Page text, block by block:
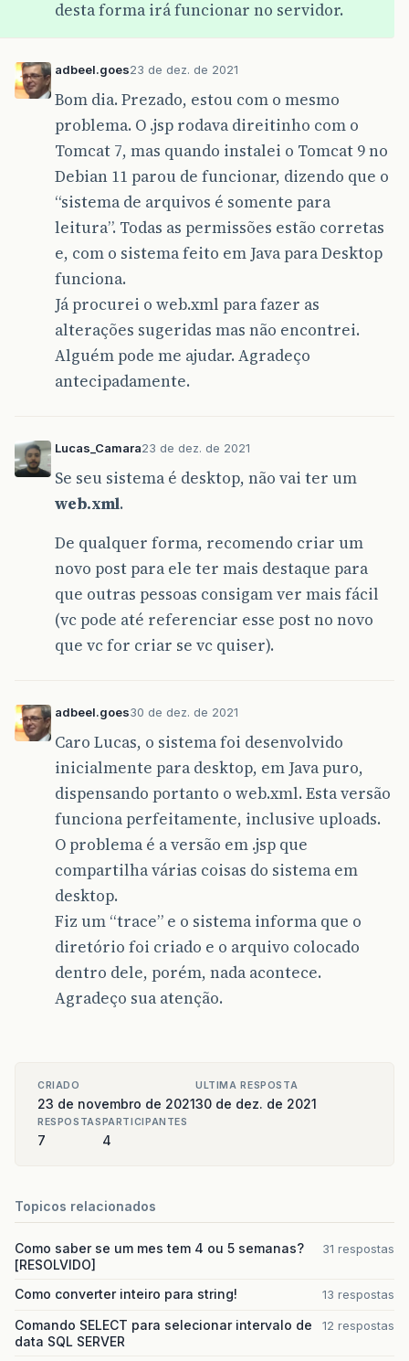
desta forma irá funcionar no servidor.
adbeel.goes23 de dez. de 2021
Bom dia. Prezado, estou com o mesmo
problema. O .jsp rodava direitinho com o
Tomcat 7, mas quando instalei o Tomcat 9 no
Debian 11 parou de funcionar, dizendo que o
“sistema de arquivos é somente para
leitura”. Todas as permissões estão corretas
e, com o sistema feito em Java para Desktop
funciona.
Já procurei o web.xml para fazer as
alterações sugeridas mas não encontrei.
Alguém pode me ajudar. Agradeço
antecipadamente.
Lucas_Camara23 de dez. de 2021
Se seu sistema é desktop, não vai ter um
web.xml.
De qualquer forma, recomendo criar um
novo post para ele ter mais destaque para
que outras pessoas consigam ver mais fácil
(vc pode até referenciar esse post no novo
que vc for criar se vc quiser).
adbeel.goes30 de dez. de 2021
Caro Lucas, o sistema foi desenvolvido
inicialmente para desktop, em Java puro,
dispensando portanto o web.xml. Esta versão
funciona perfeitamente, inclusive uploads.
O problema é a versão em .jsp que
compartilha várias coisas do sistema em
desktop.
Fiz um “trace” e o sistema informa que o
diretório foi criado e o arquivo colocado
dentro dele, porém, nada acontece.
Agradeço sua atenção.
CRIADO
23 de novembro de 2021
ULTIMA RESPOSTA
30 de dez. de 2021
RESPOSTAS
7
PARTICIPANTES
4
Topicos relacionados
Como saber se um mes tem 4 ou 5 semanas?
[RESOLVIDO]
31 respostas
Como converter inteiro para string! 13 respostas
Comando SELECT para selecionar intervalo de
data SQL SERVER
12 respostas